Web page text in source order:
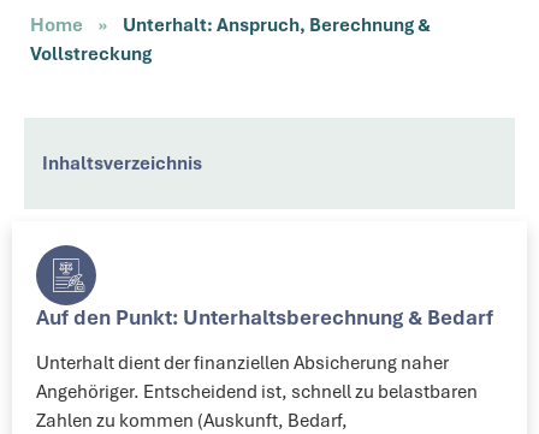
Home »
Unterhalt: Anspruch, Berechnung &
Vollstreckung
Inhaltsverzeichnis
Auf den Punkt: Unterhaltsberechnung & Bedarf
Unterhalt dient der finanziellen Absicherung naher
Angehöriger. Entscheidend ist, schnell zu belastbaren
Zahlen zu kommen (Auskunft, Bedarf,